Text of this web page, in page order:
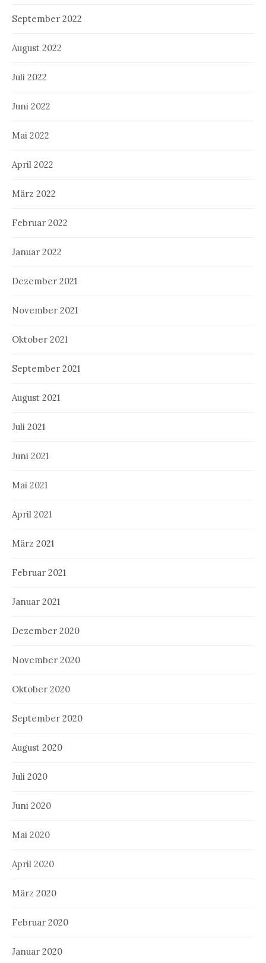
September 2022
August 2022
Juli 2022
Juni 2022
Mai 2022
April 2022
März 2022
Februar 2022
Januar 2022
Dezember 2021
November 2021
Oktober 2021
September 2021
August 2021
Juli 2021
Juni 2021
Mai 2021
April 2021
März 2021
Februar 2021
Januar 2021
Dezember 2020
November 2020
Oktober 2020
September 2020
August 2020
Juli 2020
Juni 2020
Mai 2020
April 2020
März 2020
Februar 2020
Januar 2020